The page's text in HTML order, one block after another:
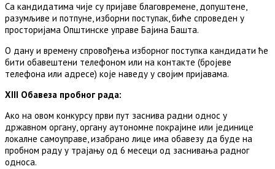
Са кандидатима чије су пријаве благовремене, допуштене,
разумљиве и потпуне, изборни поступак, биће спроведен у
просторијама Општинске управе Бајина Башта.
О дану и времену спровођења изборног поступка кандидати ће
бити обавештени телефоном или на контакте (бројеве
телефона или адресе) које наведу у својим пријавама.
XIII Обавеза пробног рада:
Ако на овом конкурсу први пут заснива радни однос у
државном органу, органу аутономне покрајине или јединице
локалне самоуправе, изабрано лице има обавезу да буде на
пробном раду у трајању од 6 месеци од заснивања радног
односа.